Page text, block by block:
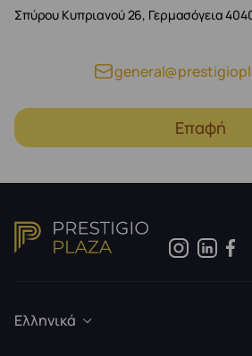
Σπύρου Κυπριανού 26, Γερμασόγεια
Επαφή
Ελληνικά